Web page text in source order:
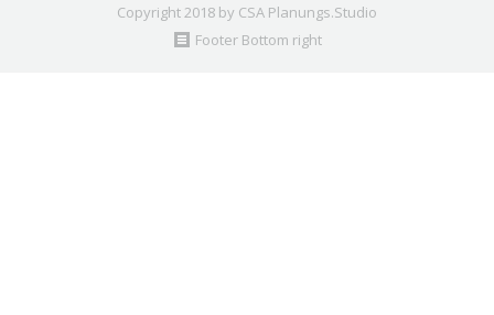
Copyright 2018 by CSA Planungs.Studio
Footer Bottom right